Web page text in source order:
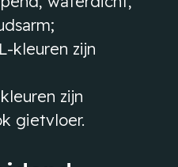
kleuren zijn
zijn
gietvloer.